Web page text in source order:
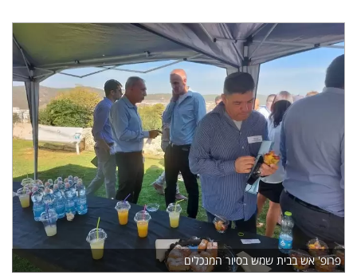
פרופ' אש בבית שמש בסיור המנכלים